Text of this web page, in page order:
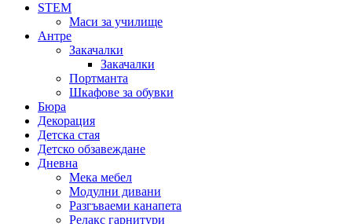
STEM
Маси за училище
Антре
Закачалки
Закачалки
Портманта
Шкафове за обувки
Бюра
Декорация
Детска стая
Детско обзавеждане
Дневна
Мека мебел
Модулни дивани
Разгъваеми канапета
Релакс гарнитури